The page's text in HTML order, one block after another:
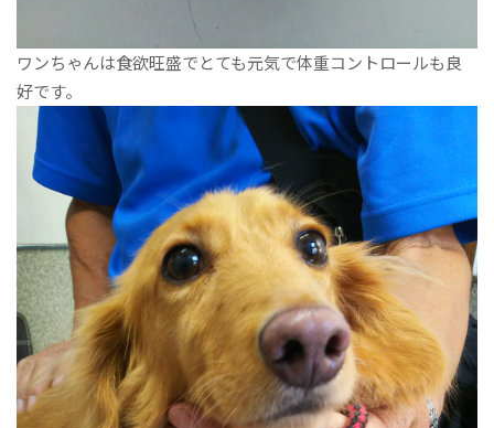
ワンちゃんは食欲旺盛でとても元気で体重コントロールも良
好です。